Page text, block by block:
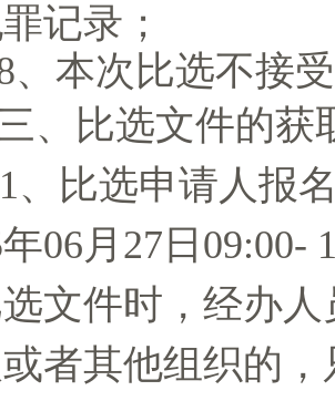
记录；
、本次比选不接
、比选文件的获
1、比选申请人报
年06月 27 日 09:00-
文件时，经办
或者其他组织的